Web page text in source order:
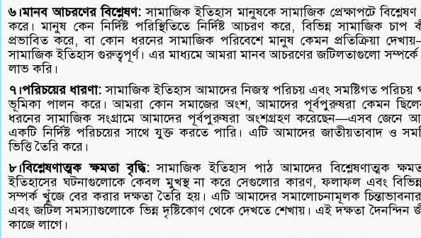
৬।মানব আচরণের বিশ্লেষণ: সামাজিক ইতিহাস মানুষকে সামাজিক প্রেক্ষাপটে
করে। মানুষ কেন নির্দিষ্ট পরিস্থিতিতে নির্দিষ্ট আচরণ করে, বিভিন্ন সামাজিক চাপ
প্রভাবিত করে, বা কোন ধরনের সামাজিক পরিবেশে মানুষ কেমন প্রতিক্রিয়া
সামাজিক ইতিহাস গুরুত্বপূর্ণ। এর মাধ্যমে আমরা মানব আচরণের জটিলতাগুলো সম্পর্কে
লাভ করি।
৭।পরিচয়ের ধারণা: সামাজিক ইতিহাস আমাদের নিজস্ব পরিচয় এবং সমষ্টিগত পরিচয়
ভূমিকা পালন করে। আমরা কোন সমাজের অংশ, আমাদের পূর্বপুরুষরা কেমন
ধরনের সামাজিক সংগ্রামে আমাদের পূর্বপুরুষরা অংশগ্রহণ করেছেন—এসব জেনে
একটি নির্দিষ্ট পরিচয়ের সাথে যুক্ত করতে পারি। এটি আমাদের জাতীয়তাবাদ ও
ভিত্তি তৈরি করে।
৮।বিশ্লেষণাত্মক ক্ষমতা বৃদ্ধি:সামাজিক ইতিহাস পাঠ আমাদের বিশ্লেষণাত্মক
ইতিহাসের ঘটনাগুলোকে কেবল মুখস্থ না করে সেগুলোর কারণ, ফলাফল এবং
সম্পর্ক খুঁজে বের করার দক্ষতা তৈরি হয়। এটি আমাদের সমালোচনামূলক
এবং জটিল সমস্যাগুলোকে ভিন্ন দৃষ্টিকোণ থেকে দেখতে শেখায়। এই দক্ষতা দৈনন্দিন
কাজে লাগে।